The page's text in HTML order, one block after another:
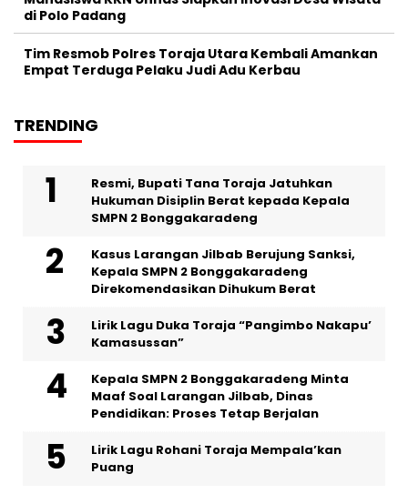
di Polo Padang
Tim Resmob Polres Toraja Utara Kembali Amankan
Empat Terduga Pelaku Judi Adu Kerbau
TRENDING
Resmi, Bupati Tana Toraja Jatuhkan
Hukuman Disiplin Berat kepada Kepala
SMPN 2 Bonggakaradeng
Kasus Larangan Jilbab Berujung Sanksi,
Kepala SMPN 2 Bonggakaradeng
Direkomendasikan Dihukum Berat
Lirik Lagu Duka Toraja “Pangimbo Nakapu’
Kamasussan”
Kepala SMPN 2 Bonggakaradeng Minta
Maaf Soal Larangan Jilbab, Dinas
Pendidikan: Proses Tetap Berjalan
Lirik Lagu Rohani Toraja Mempala’kan
Puang